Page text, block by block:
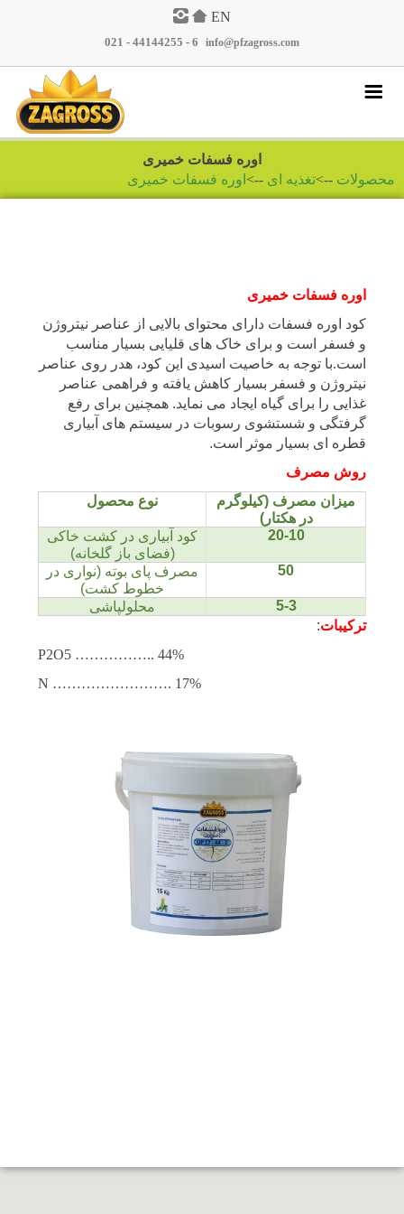
EN
021 - 44144255 - 6 info@pfzagross.com
پرسش و پاسخ
نمایندگان
تماس با ما
درباره ما
گواهینامه ها
اوره فسفات خمیری
محصولات -->تغذیه ای --> اوره فسفات خمیری
اوره فسفات خمیری
کود اوره فسفات دارای محتوای بالایی از عناصر نیتروژن
و فسفر است و برای خاک های قلیایی بسیار مناسب
است.با توجه به خاصیت اسیدی این کود، هدر روی عناصر
نیتروژن و فسفر بسیار کاهش یافته و فراهمی عناصر
غذایی را برای گیاه ایجاد می نماید. همچنین برای رفع
گرفتگی و شستشوی رسوبات در سیستم های آبیاری
قطره ای بسیار موثر است.
روش مصرف
میزان مصرف (کیلوگرم
در هکتار)
نوع محصول
20-10
کود آبیاری در کشت خاکی
(فضای باز گلخانه)
50
مصرف پای بوته (نواری در
خطوط کشت)
5-3
محلولپاشی
ترکیبات:
P2O5 …………….. 44%
N ……………………. 17%